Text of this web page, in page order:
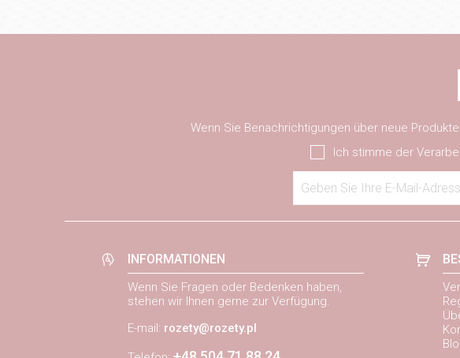
Wenn Sie Benachrichtigungen über neue
Ich stimme der
Geben Sie Ihre E-Mail-
INFORMATIONEN
Wenn Sie Fragen oder Bedenken haben,
stehen wir Ihnen gerne zur Verfügung.
E-mail: rozety@rozety.pl